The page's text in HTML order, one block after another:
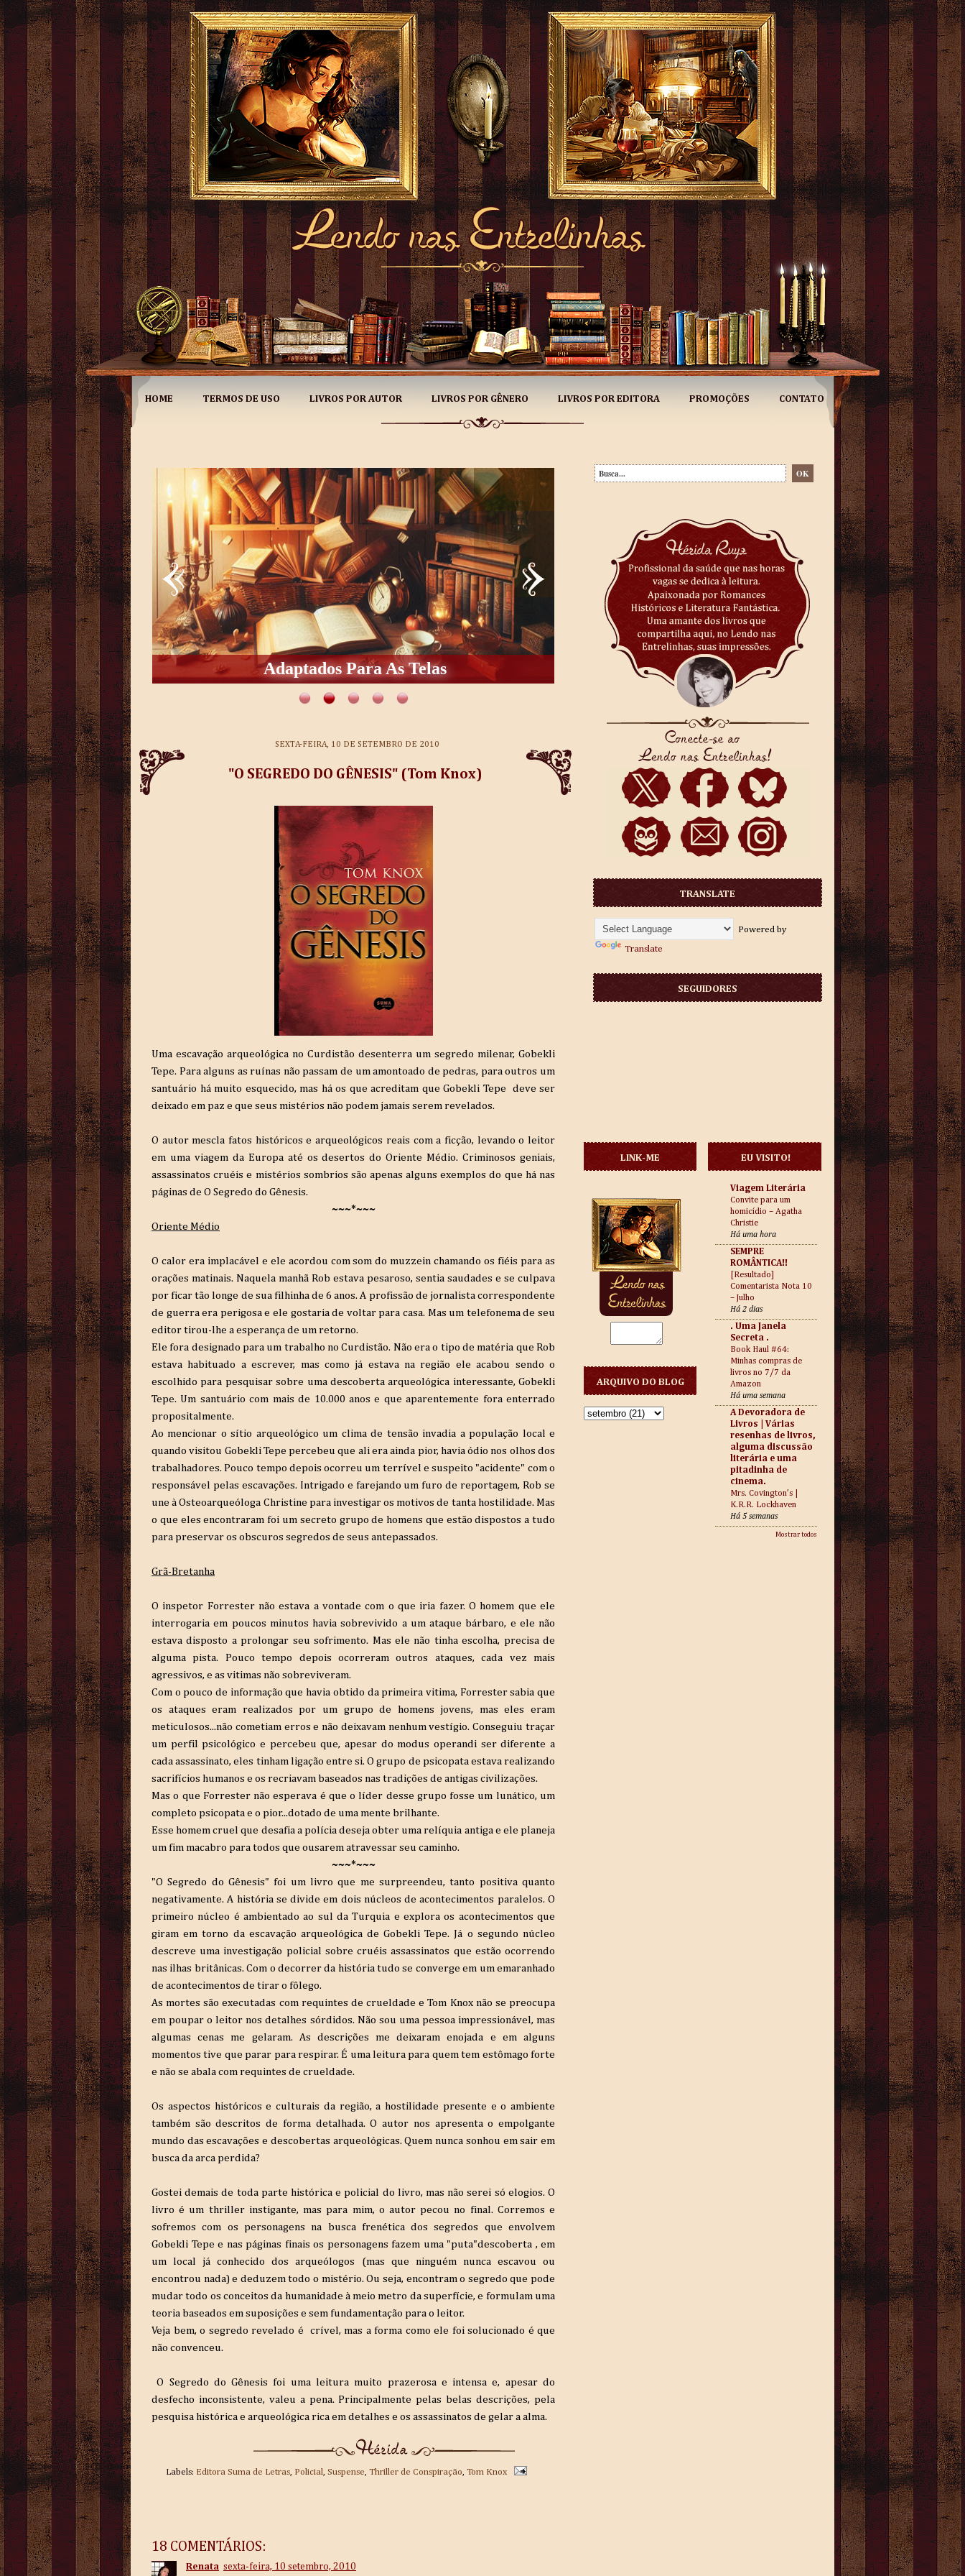
HOME TERMOS DE USO LIVROS POR AUTOR LIVROS POR GÊNERO LIVROS POR EDITORA PROMOÇÕES CONTATO
Adaptados Para As Telas
SEXTA-FEIRA, 10 DE SETEMBRO DE 2010
"O SEGREDO DO GÊNESIS" (Tom Knox)
Uma escavação arqueológica no Curdistão desenterra um segredo milenar, Gobekli
Tepe. Para alguns as ruínas não passam de um amontoado de pedras, para outros um
santuário há muito esquecido, mas há os que acreditam que Gobekli Tepe deve ser
deixado em paz e que seus mistérios não podem jamais serem revelados.
O autor mescla fatos históricos e arqueológicos reais com a ficção, levando o leitor
em uma viagem da Europa até os desertos do Oriente Médio. Criminosos geniais,
assassinatos cruéis e mistérios sombrios são apenas alguns exemplos do que há nas
páginas de O Segredo do Gênesis.
~~~*~~~
Oriente Médio
O calor era implacável e ele acordou com som do muzzein chamando os fiéis para as
orações matinais. Naquela manhã Rob estava pesaroso, sentia saudades e se culpava
por ficar tão longe de sua filhinha de 6 anos. A profissão de jornalista correspondente
de guerra era perigosa e ele gostaria de voltar para casa. Mas um telefonema de seu
editor tirou-lhe a esperança de um retorno.
Ele fora designado para um trabalho no Curdistão. Não era o tipo de matéria que Rob
estava habituado a escrever, mas como já estava na região ele acabou sendo o
escolhido para pesquisar sobre uma descoberta arqueológica interessante, Gobekli
Tepe. Um santuário com mais de 10.000 anos e que aparentemente fora enterrado
propositalmente.
Ao mencionar o sítio arqueológico um clima de tensão invadia a população local e
quando visitou Gobekli Tepe percebeu que ali era ainda pior, havia ódio nos olhos dos
trabalhadores. Pouco tempo depois ocorreu um terrível e suspeito "acidente" com o
responsável pelas escavações. Intrigado e farejando um furo de reportagem, Rob se
une à Osteoarqueóloga Christine para investigar os motivos de tanta hostilidade. Mas
o que eles encontraram foi um secreto grupo de homens que estão dispostos a tudo
para preservar os obscuros segredos de seus antepassados.
Grã-Bretanha
O inspetor Forrester não estava a vontade com o que iria fazer. O homem que ele
interrogaria em poucos minutos havia sobrevivido a um ataque bárbaro, e ele não
estava disposto a prolongar seu sofrimento. Mas ele não tinha escolha, precisa de
alguma pista. Pouco tempo depois ocorreram outros ataques, cada vez mais
agressivos, e as vitimas não sobreviveram.
Com o pouco de informação que havia obtido da primeira vitima, Forrester sabia que
os ataques eram realizados por um grupo de homens jovens, mas eles eram
meticulosos...não cometiam erros e não deixavam nenhum vestígio. Conseguiu traçar
um perfil psicológico e percebeu que, apesar do modus operandi ser diferente a
cada assassinato, eles tinham ligação entre si. O grupo de psicopata estava realizando
sacrifícios humanos e os recriavam baseados nas tradições de antigas civilizações.
Mas o que Forrester não esperava é que o líder desse grupo fosse um lunático, um
completo psicopata e o pior...dotado de uma mente brilhante.
Esse homem cruel que desafia a polícia deseja obter uma relíquia antiga e ele planeja
um fim macabro para todos que ousarem atravessar seu caminho.
~~~*~~~
"O Segredo do Gênesis" foi um livro que me surpreendeu, tanto positiva quanto
negativamente. A história se divide em dois núcleos de acontecimentos paralelos. O
primeiro núcleo é ambientado ao sul da Turquia e explora os acontecimentos que
giram em torno da escavação arqueológica de Gobekli Tepe. Já o segundo núcleo
descreve uma investigação policial sobre cruéis assassinatos que estão ocorrendo
nas ilhas britânicas. Com o decorrer da história tudo se converge em um emaranhado
de acontecimentos de tirar o fôlego.
As mortes são executadas com requintes de crueldade e Tom Knox não se preocupa
em poupar o leitor nos detalhes sórdidos. Não sou uma pessoa impressionável, mas
algumas cenas me gelaram. As descrições me deixaram enojada e em alguns
momentos tive que parar para respirar. É uma leitura para quem tem estômago forte
e não se abala com requintes de crueldade.
Os aspectos históricos e culturais da região, a hostilidade presente e o ambiente
também são descritos de forma detalhada. O autor nos apresenta o empolgante
mundo das escavações e descobertas arqueológicas. Quem nunca sonhou em sair em
busca da arca perdida?
Gostei demais de toda parte histórica e policial do livro, mas não serei só elogios. O
livro é um thriller instigante, mas para mim, o autor pecou no final. Corremos e
sofremos com os personagens na busca frenética dos segredos que envolvem
Gobekli Tepe e nas páginas finais os personagens fazem uma "puta"descoberta , em
um local já conhecido dos arqueólogos (mas que ninguém nunca escavou ou
encontrou nada) e deduzem todo o mistério. Ou seja, encontram o segredo que pode
mudar todo os conceitos da humanidade à meio metro da superfície, e formulam uma
teoria baseados em suposições e sem fundamentação para o leitor.
Veja bem, o segredo revelado é crível, mas a forma como ele foi solucionado é que
não convenceu.
O Segredo do Gênesis foi uma leitura muito prazerosa e intensa e, apesar do
desfecho inconsistente, valeu a pena. Principalmente pelas belas descrições, pela
pesquisa histórica e arqueológica rica em detalhes e os assassinatos de gelar a alma.
Labels: Editora Suma de Letras, Policial, Suspense, Thriller de Conspiração, Tom Knox
18 COMENTÁRIOS:
Renata sexta-feira, 10 setembro, 2010
TRANSLATE
Powered by
Translate
SEGUIDORES
LINK-ME
ARQUIVO DO BLOG
EU VISITO!
Viagem Literária
Convite para um
homicídio – Agatha
Christie
Há uma hora
SEMPRE
ROMÂNTICA!!
[Resultado]
Comentarista Nota 10
– Julho
Há 2 dias
. Uma Janela
Secreta .
Book Haul #64:
Minhas compras de
livros no 7/7 da
Amazon
Há uma semana
A Devoradora de
Livros | Várias
resenhas de livros,
alguma discussão
literária e uma
pitadinha de
cinema.
Mrs. Covington’s |
K.R.R. Lockhaven
Há 5 semanas
Mostrar todos